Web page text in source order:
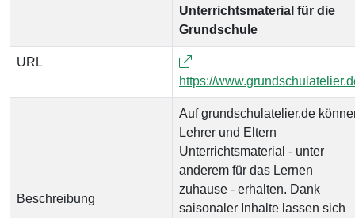
Unterrichtsmaterial für die
Grundschule
URL
https://
Beschreibung
Auf grundschulatelier.de
Lehrer und Eltern
Unterrichtsmaterial - unter
anderem für das Lernen
zuhause - erhalten. Dank
saisonaler Inhalte lassen sich